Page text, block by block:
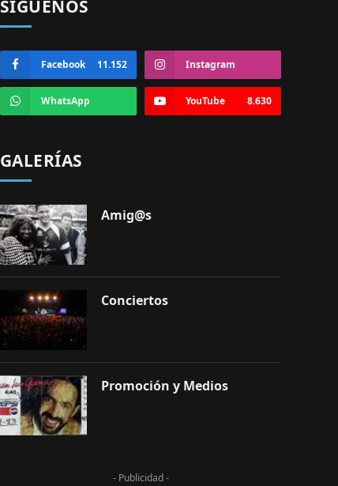
SÍGUENOS
Facebook 11.152 Instagram
WhatsApp YouTube 8.630
GALERÍAS
Amig@s
Conciertos
Promoción y Medios
- Publicidad -